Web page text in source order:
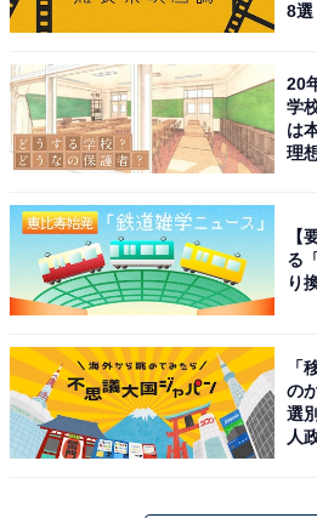
ナンバープレート
地名ランキング！ 2
【2025年調査】
8選
20
学
は
理
【
る
り
「
の
選
人